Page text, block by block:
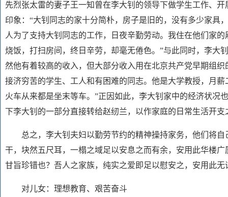
先烈张太雷的妻子王一知曾在李大钊的领导下做学生工作、
印象： “大钊同志的家十分简朴，房子是旧的，没有多少家
人为了支持大钊同志的工作，日夜辛勤劳动。我住在他们家
烧饭，打扫房间，终日辛劳，却毫无倦色。”与此同时，李大
然他有着较高的收入，但大部分收入用在北京共产党早期组
接济穷苦的学生、工人和有困难的同志。他是大学教授，月
火车从来都是坐末等车。”正因如此，李大钊家中的经济状况
下李大钊的一部分直接转给赵纫兰，以作家庭的日常生活开支
总之，李大钊夫妇以勤劳节约的精神操持家务，他们将自
干，块然五尺耳，一榻之域足以安息之而有余，安用此华楼
甘旨珍错也？吾人之家族，纯实之爱即足以慰安之，安用此
对儿女：理想教育、艰苦奋斗